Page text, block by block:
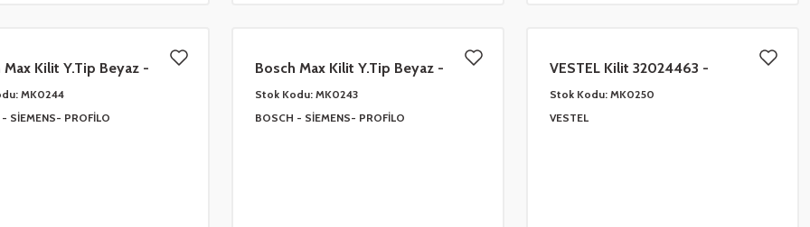
Max Kilit Y.Tip Beyaz -
UZUN
MK0244
SİEMENS- PROFİLO
Bosch Max Kilit Y.Tip Beyaz -
Siyah KISA - 605003-610682-
CM01BO04
Stok Kodu: MK0243
BOSCH - SİEMENS- PROFİLO
VESTEL Kilit 32024463 -
CM01VE05 JAK SOKETLİ
Stok Kodu: MK0250
VESTEL